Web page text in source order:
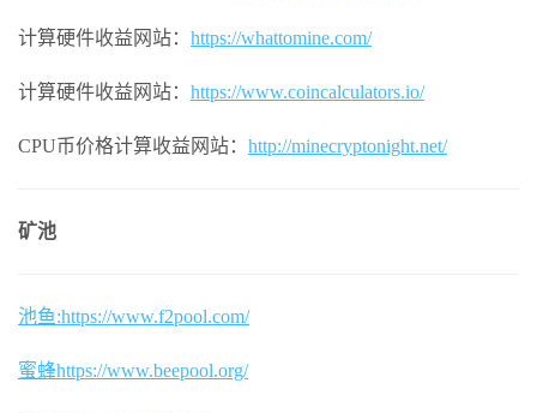
计算硬件收益网站： https://whattomine.com/
计算硬件收益网站： https://www.coincalculators.io/
CPU币价格计算收益网站： http://minecryptonight.net/
矿池
池鱼:https://www.f2pool.com/
蜜蜂https://www.beepool.org/